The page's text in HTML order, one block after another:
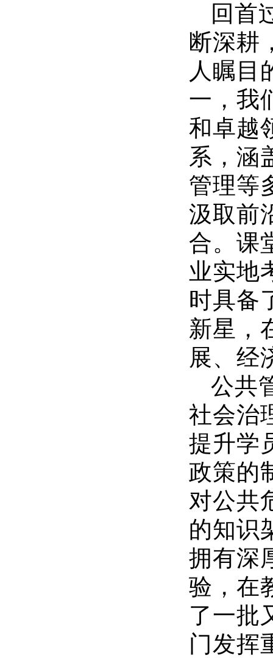
回首
断深耕
人瞩目
一，我
和卓越
系，涵
管理等
汲取前
合。课
业实地
时具备
新星，
展、经
公共
社会治
提升学
政策的
对公共
的知识
拥有深
验，在
了一批
门发挥